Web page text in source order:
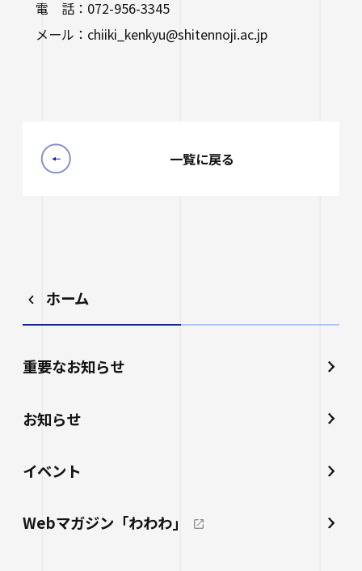
ホーム
重要なお知らせ
お知らせ
イベント
Webマガジン「わわわ」
電 話：072-956-3345
メール：chiiki_kenkyu@shitennoji.ac.jp
一覧に戻る